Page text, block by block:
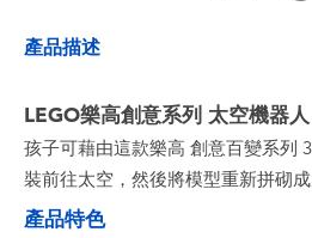
盲盒
人氣角色
生活精品
產品描述
LEGO樂高創意系列 太空機器
孩子可藉由這款樂高 創意百變系列
裝前往太空，然後將模型重新拼砌成
產品特色